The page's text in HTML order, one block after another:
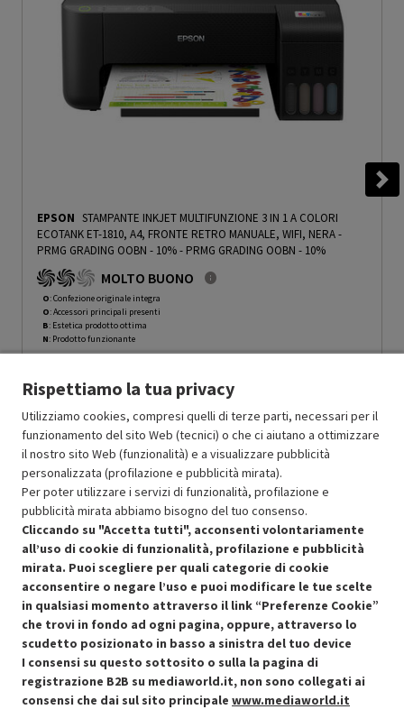
EPSON STAMPANTE INKJET MULTIFUNZIONE 3 IN 1 A COLORI
ECOTANK ET-1810, A4, FRONTE RETRO MANUALE, WIFI, NERA -
PRMG GRADING OOBN - 10%- PRMG GRADING OOBN - 10%
MOLTO BUONO
O: Confezione originale integra
O: Accessori principali presenti
B: Estetica prodotto ottima
N: Prodotto funzionante
Ricondizionato Prezzo ridotto da
125.54 a-29.99%
In Promozione 87.88
Aggiungi al carrello
SCONTO RICONDIZIONATI
Approfitta dello sconto del 30% sul prodotto ricondizionato.
Condizioni generali di vendita Recedere dal contratto qui
Rispettiamo la tua privacy
Utilizziamo cookies, compresi quelli di terze parti, necessari per il
funzionamento del sito Web (tecnici) o che ci aiutano a ottimizzare
il nostro sito Web (funzionalità) e a visualizzare pubblicità
personalizzata (profilazione e pubblicità mirata).
Per poter utilizzare i servizi di funzionalità, profilazione e
pubblicità mirata abbiamo bisogno del tuo consenso.
Cliccando su "Accetta tutti", acconsenti volontariamente
all’uso di cookie di funzionalità, profilazione e pubblicità
mirata. Puoi scegliere per quali categorie di cookie
acconsentire o negare l’uso e puoi modificare le tue scelte
in qualsiasi momento attraverso il link “Preferenze Cookie”
che trovi in fondo ad ogni pagina, oppure, attraverso lo
scudetto posizionato in basso a sinistra del tuo device
I consensi su questo sottosito o sulla la pagina di
registrazione B2B su mediaworld.it, non sono collegati ai
consensi che dai sul sito principale www.mediaworld.it